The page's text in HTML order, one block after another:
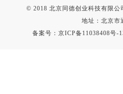
© 2018 北京同德创业科技有限
地址：北京市
备案号： 京ICP备11038408号-